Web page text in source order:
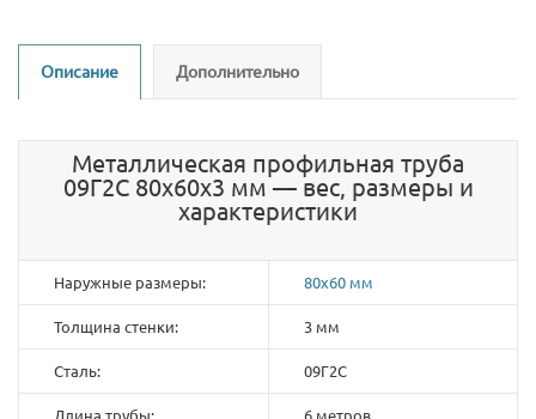
Описание Дополнительно
Металлическая профильная труба
09Г2С 80х60х3 мм — вес, размеры и
характеристики
Наружные размеры: 80х60 мм
Толщина стенки: 3 мм
Сталь: 09Г2С
Длина трубы: 6 метров